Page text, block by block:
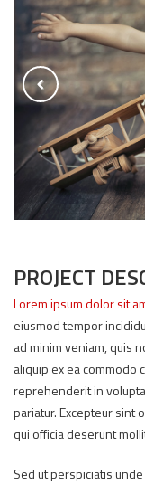
PROJECT
Lorem ipsum dolor sit
eiusmod tempor
ad minim veniam, quis
aliquip ex ea commodo
reprehenderit in
pariatur. Excepteur sint
qui officia deserunt
Sed ut perspiciatis